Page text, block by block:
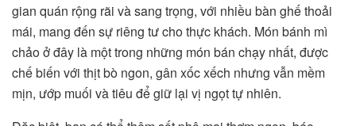
gian quán rộng rãi và sang trọng, với nhiều bàn ghế thoải
mái, mang đến sự riêng tư cho thực khách. Món bánh mì
chảo ở đây là một trong những món bán chạy nhất, được
chế biến với thịt bò ngon, gân xốc xếch nhưng vẫn mềm
mịn, ướp muối và tiêu để giữ lại vị ngọt tự nhiên.